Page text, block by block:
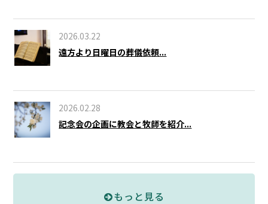
2026.03.22
遠方より日曜日の葬儀依頼...
2026.02.28
記念会の企画に教会と牧師を紹介...
もっと見る